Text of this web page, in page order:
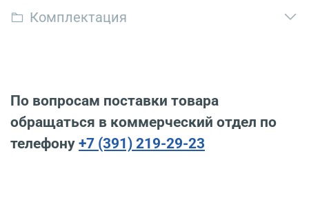
Комплектация
По вопросам поставки товара
обращаться в коммерческий отдел по
телефону +7 (391) 219-29-23